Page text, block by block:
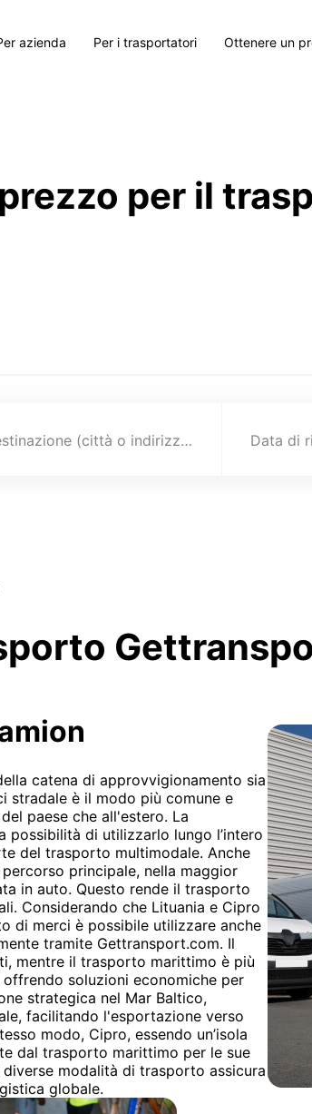
azienda Per i trasportatori Ottenere un
per il
Destinazione (città o indirizzo) Data di
catena di approvvigionamento sia
stradale è il modo più comune e
paese che all'estero. La
di utilizzarlo lungo l’intero
del trasporto multimodale. Anche
principale, nella maggior
in auto. Questo rende il trasporto
Considerando che Lituania e Cipro
di merci è possibile utilizzare anche
tramite Gettransport.com. Il
mentre il trasporto marittimo è più
soluzioni economiche per
strategica nel Mar Baltico,
facilitando l'esportazione verso
modo, Cipro, essendo un’isola
dal trasporto marittimo per le sue
modalità di trasporto assicura
globale.